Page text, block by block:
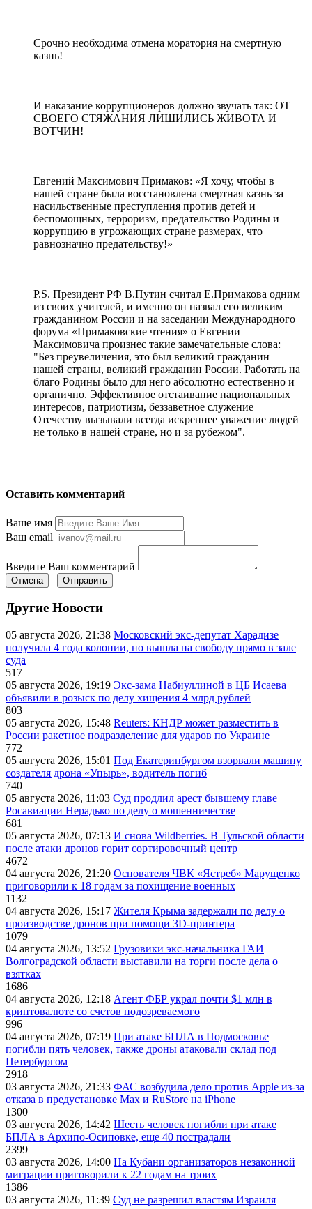
Срочно необходима отмена моратория на смертную
казнь!
И наказание коррупционеров должно звучать так: ОТ
СВОЕГО СТЯЖАНИЯ ЛИШИЛИСЬ ЖИВОТА И
ВОТЧИН!
Евгений Максимович Примаков: «Я хочу, чтобы в
нашей стране была восстановлена смертная казнь за
насильственные преступления против детей и
беспомощных, терроризм, предательство Родины и
коррупцию в угрожающих стране размерах, что
равнозначно предательству!»
P.S. Президент РФ В.Путин считал Е.Примакова одним
из своих учителей, и именно он назвал его великим
гражданином России и на заседании Международного
форума «Примаковские чтения» о Евгении
Максимовича произнес такие замечательные слова:
"Без преувеличения, это был великий гражданин
нашей страны, великий гражданин России. Работать на
благо Родины было для него абсолютно естественно и
органично. Эффективное отстаивание национальных
интересов, патриотизм, беззаветное служение
Отечеству вызывали всегда искреннее уважение людей
не только в нашей стране, но и за рубежом".
Оставить комментарий
Ваше имя
Ваш email
Введите Ваш комментарий
Отмена Отправить
Другие Новости
05 августа 2026, 21:38 Московский экс-депутат Харадизе
получила 4 года колонии, но вышла на свободу прямо в зале
суда
517
05 августа 2026, 19:19 Экс-зама Набиуллиной в ЦБ Исаева
объявили в розыск по делу хищения 4 млрд рублей
803
05 августа 2026, 15:48 Reuters: КНДР может разместить в
России ракетное подразделение для ударов по Украине
772
05 августа 2026, 15:01 Под Екатеринбургом взорвали машину
создателя дрона «Упырь», водитель погиб
740
05 августа 2026, 11:03 Суд продлил арест бывшему главе
Росавиации Нерадько по делу о мошенничестве
681
05 августа 2026, 07:13 И снова Wildberries. В Тульской области
после атаки дронов горит сортировочный центр
4672
04 августа 2026, 21:20 Основателя ЧВК «Ястреб» Марущенко
приговорили к 18 годам за похищение военных
1132
04 августа 2026, 15:17 Жителя Крыма задержали по делу о
производстве дронов при помощи 3D‑принтера
1079
04 августа 2026, 13:52 Грузовики экс-начальника ГАИ
Волгоградской области выставили на торги после дела о
взятках
1686
04 августа 2026, 12:18 Агент ФБР украл почти $1 млн в
криптовалюте со счетов подозреваемого
996
04 августа 2026, 07:19 При атаке БПЛА в Подмосковье
погибли пять человек, также дроны атаковали склад под
Петербургом
2918
03 августа 2026, 21:33 ФАС возбудила дело против Apple из-за
отказа в предустановке Max и RuStore на iPhone
1300
03 августа 2026, 14:42 Шесть человек погибли при атаке
БПЛА в Архипо-Осиповке, еще 40 пострадали
2399
03 августа 2026, 14:00 На Кубани организаторов незаконной
миграции приговорили к 22 годам на троих
1386
03 августа 2026, 11:39 Суд не разрешил властям Израиля